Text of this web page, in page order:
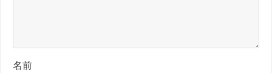
名前